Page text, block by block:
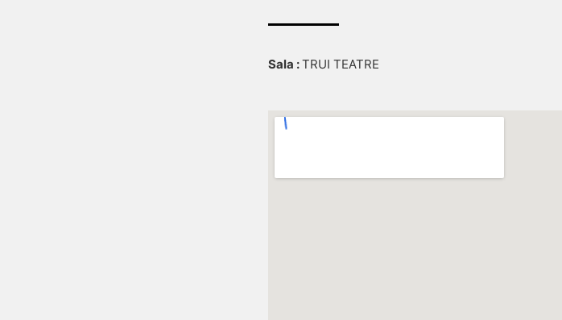
Sala :TRUI TEATRE